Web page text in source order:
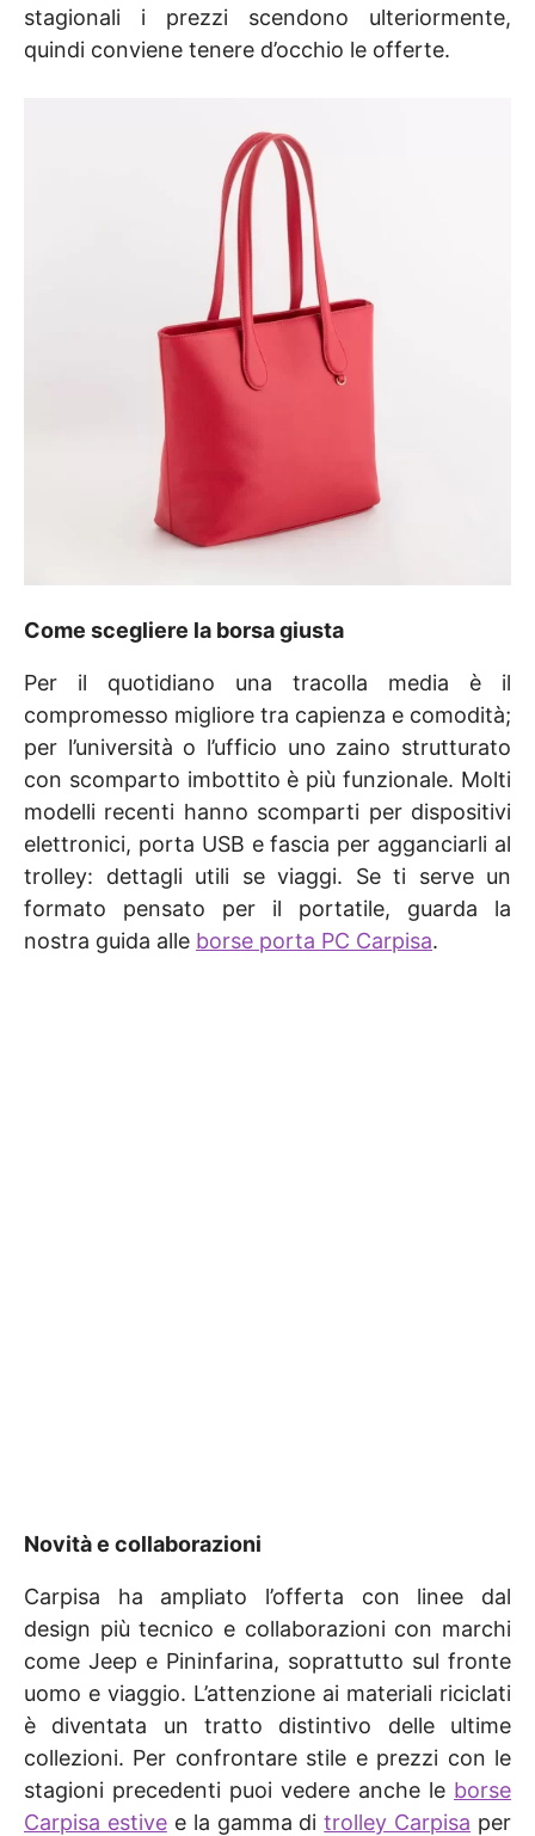
stagionali i prezzi scendono ulteriormente,
quindi conviene tenere d’occhio le offerte.
Come scegliere la borsa giusta
Per il quotidiano una tracolla media è il
compromesso migliore tra capienza e comodità;
per l’università o l’ufficio uno zaino strutturato
con scomparto imbottito è più funzionale. Molti
modelli recenti hanno scomparti per dispositivi
elettronici, porta USB e fascia per agganciarli al
trolley: dettagli utili se viaggi. Se ti serve un
formato pensato per il portatile, guarda la
nostra guida alle borse porta PC Carpisa.
Novità e collaborazioni
Carpisa ha ampliato l’offerta con linee dal
design più tecnico e collaborazioni con marchi
come Jeep e Pininfarina, soprattutto sul fronte
uomo e viaggio. L’attenzione ai materiali riciclati
è diventata un tratto distintivo delle ultime
collezioni. Per confrontare stile e prezzi con le
stagioni precedenti puoi vedere anche le borse
Carpisa estivee la gamma ditrolley Carpisa per